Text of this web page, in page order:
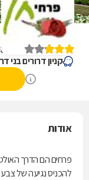
פרחי חן בשרון
קניון דרורים בני
אודות
פרחים הם הדרך
להכניס נגיעה של צבע